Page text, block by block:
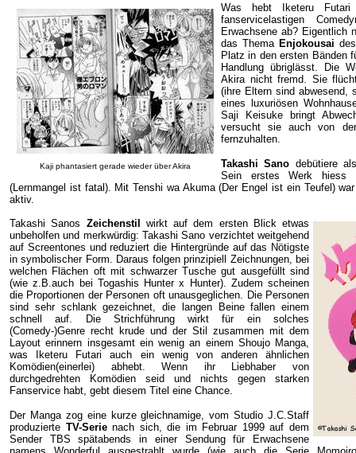
Kaji phantasiert gerade wieder über Akira
Was hebt Iketeru Futari
fanservicelastigen
Erwachsene ab? Eigentlich
das Thema Enjokousai
Platz in den ersten Bänden
Handlung übriglässt. Die
Akira nicht fremd. Sie
(ihre Eltern sind abwesend,
eines luxuriösen
Saji Keisuke bringt
versucht sie auch von
fernzuhalten.
Takashi Sano debütiere
Sein erstes Werk hiess
(Lernmangel ist fatal). Mit Tenshi wa Akuma (Der Engel ist ein Teufel)
aktiv.
Takashi Sanos Zeichenstil wirkt auf dem ersten Blick etwas
unbeholfen und merkwürdig: Takashi Sano verzichtet weitgehend
auf Screentones und reduziert die Hintergründe auf das Nötigste
in symbolischer Form. Daraus folgen prinzipiell Zeichnungen, bei
welchen Flächen oft mit schwarzer Tusche gut ausgefüllt sind
(wie z.B.auch bei Togashis Hunter x Hunter). Zudem scheinen
die Proportionen der Personen oft unausgeglichen. Die Personen
sind sehr schlank gezeichnet, die langen Beine fallen einem
schnell auf. Die Strichführung wirkt für ein solches
(Comedy-)Genre recht krude und der Stil zusammen mit dem
Layout erinnern insgesamt ein wenig an einem Shoujo Manga,
was Iketeru Futari auch ein wenig von anderen ähnlichen
Komödien(einerlei) abhebt. Wenn ihr Liebhaber von
durchgedrehten Komödien seid und nichts gegen starken
Fanservice habt, gebt diesem Titel eine Chance.
Der Manga zog eine kurze gleichnamige, vom Studio J.C.Staff
produzierte TV-Serienach sich, die im Februar 1999 auf dem
Sender TBS spätabends in einer Sendung für Erwachsene